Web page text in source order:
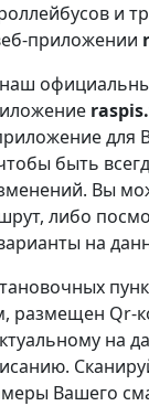
и
приложении
для
быть
Вы
либо
на
размещен Qr-
на
Вашего